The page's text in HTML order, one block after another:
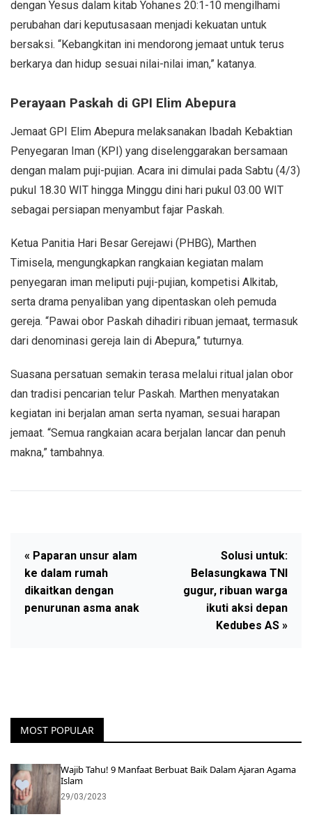
dengan Yesus dalam kitab Yohanes 20:1-10 mengilhami
perubahan dari keputusasaan menjadi kekuatan untuk
bersaksi. “Kebangkitan ini mendorong jemaat untuk terus
berkarya dan hidup sesuai nilai-nilai iman,” katanya.
Perayaan Paskah di GPI Elim Abepura
Jemaat GPI Elim Abepura melaksanakan Ibadah Kebaktian
Penyegaran Iman (KPI) yang diselenggarakan bersamaan
dengan malam puji-pujian. Acara ini dimulai pada Sabtu (4/3)
pukul 18.30 WIT hingga Minggu dini hari pukul 03.00 WIT
sebagai persiapan menyambut fajar Paskah.
Ketua Panitia Hari Besar Gerejawi (PHBG), Marthen
Timisela, mengungkapkan rangkaian kegiatan malam
penyegaran iman meliputi puji-pujian, kompetisi Alkitab,
serta drama penyaliban yang dipentaskan oleh pemuda
gereja. “Pawai obor Paskah dihadiri ribuan jemaat, termasuk
dari denominasi gereja lain di Abepura,” tuturnya.
Suasana persatuan semakin terasa melalui ritual jalan obor
dan tradisi pencarian telur Paskah. Marthen menyatakan
kegiatan ini berjalan aman serta nyaman, sesuai harapan
jemaat. “Semua rangkaian acara berjalan lancar dan penuh
makna,” tambahnya.
« Paparan unsur alam
ke dalam rumah
dikaitkan dengan
penurunan asma anak
Solusi untuk:
Belasungkawa TNI
gugur, ribuan warga
ikuti aksi depan
Kedubes AS »
MOST POPULAR
Wajib Tahu! 9 Manfaat Berbuat Baik Dalam Ajaran Agama
Islam
29/03/2023